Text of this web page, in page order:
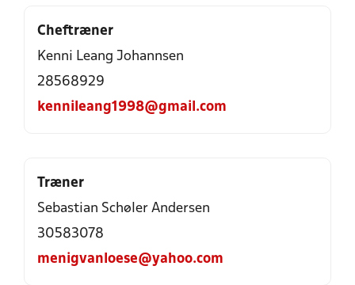
Cheftræner
Kenni Leang Johannsen
28568929
kennileang1998@gmail.com
Træner
Sebastian Schøler Andersen
30583078
menigvanloese@yahoo.com